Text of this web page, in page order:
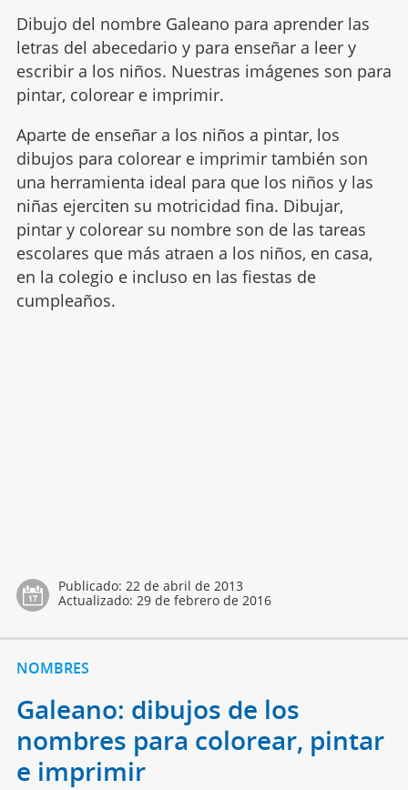
Dibujo del nombre Galeano para aprender las
letras del abecedario y para enseñar a leer y
escribir a los niños. Nuestras imágenes son para
pintar, colorear e imprimir.
Aparte de enseñar a los niños a pintar, los
dibujos para colorear e imprimir también son
una herramienta ideal para que los niños y las
niñas ejerciten su motricidad fina. Dibujar,
pintar y colorear su nombre son de las tareas
escolares que más atraen a los niños, en casa,
en la colegio e incluso en las fiestas de
cumpleaños.
Publicado: 22 de abril de 2013
Actualizado: 29 de febrero de 2016
NOMBRES
Galeano: dibujos de los
nombres para colorear, pintar
e imprimir